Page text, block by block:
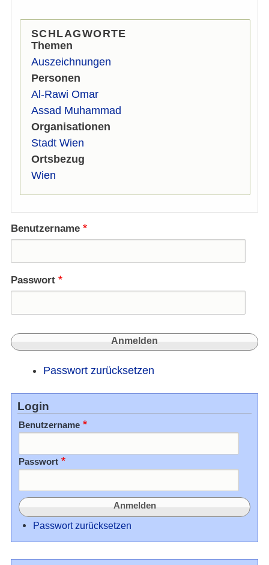
SCHLAGWORTE
Themen
Auszeichnungen
Personen
Al-Rawi Omar
Assad Muhammad
Organisationen
Stadt Wien
Ortsbezug
Wien
Benutzername
Passwort
Passwort zurücksetzen
Login
Benutzername
Passwort
Passwort zurücksetzen